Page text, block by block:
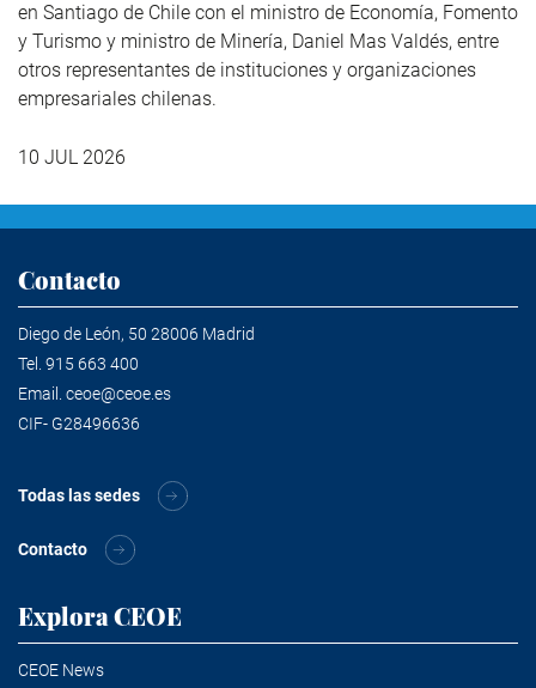
en Santiago de Chile con el ministro de Economía, Fomento
y Turismo y ministro de Minería, Daniel Mas Valdés, entre
otros representantes de instituciones y organizaciones
empresariales chilenas.
10 JUL 2026
Contacto
Diego de León, 50 28006 Madrid
Tel. 915 663 400
Email. ceoe@ceoe.es
CIF- G28496636
Todas las sedes
Contacto
Explora CEOE
CEOE News